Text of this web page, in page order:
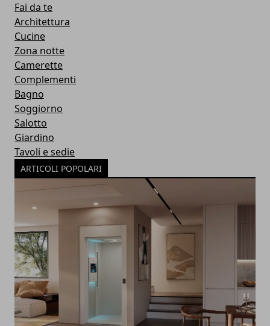
Fai da te
Architettura
Cucine
Zona notte
Camerette
Complementi
Bagno
Soggiorno
Salotto
Giardino
Tavoli e sedie
ARTICOLI POPOLARI